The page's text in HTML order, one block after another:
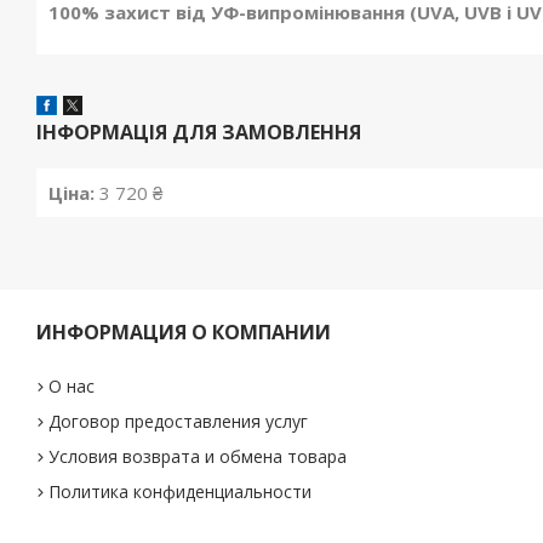
100% захист від УФ-випромінювання (UVA, UVB і
ІНФОРМАЦІЯ ДЛЯ ЗАМОВЛЕННЯ
Ціна: 3 720 ₴
ИНФОРМАЦИЯ О КОМПАНИИ
О нас
Договор предоставления услуг
Условия возврата и обмена товара
Политика конфиденциальности